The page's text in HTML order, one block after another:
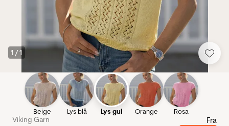
1 /1
Beige Lys blå Lys gul Orange Rosa
Viking Garn Fra